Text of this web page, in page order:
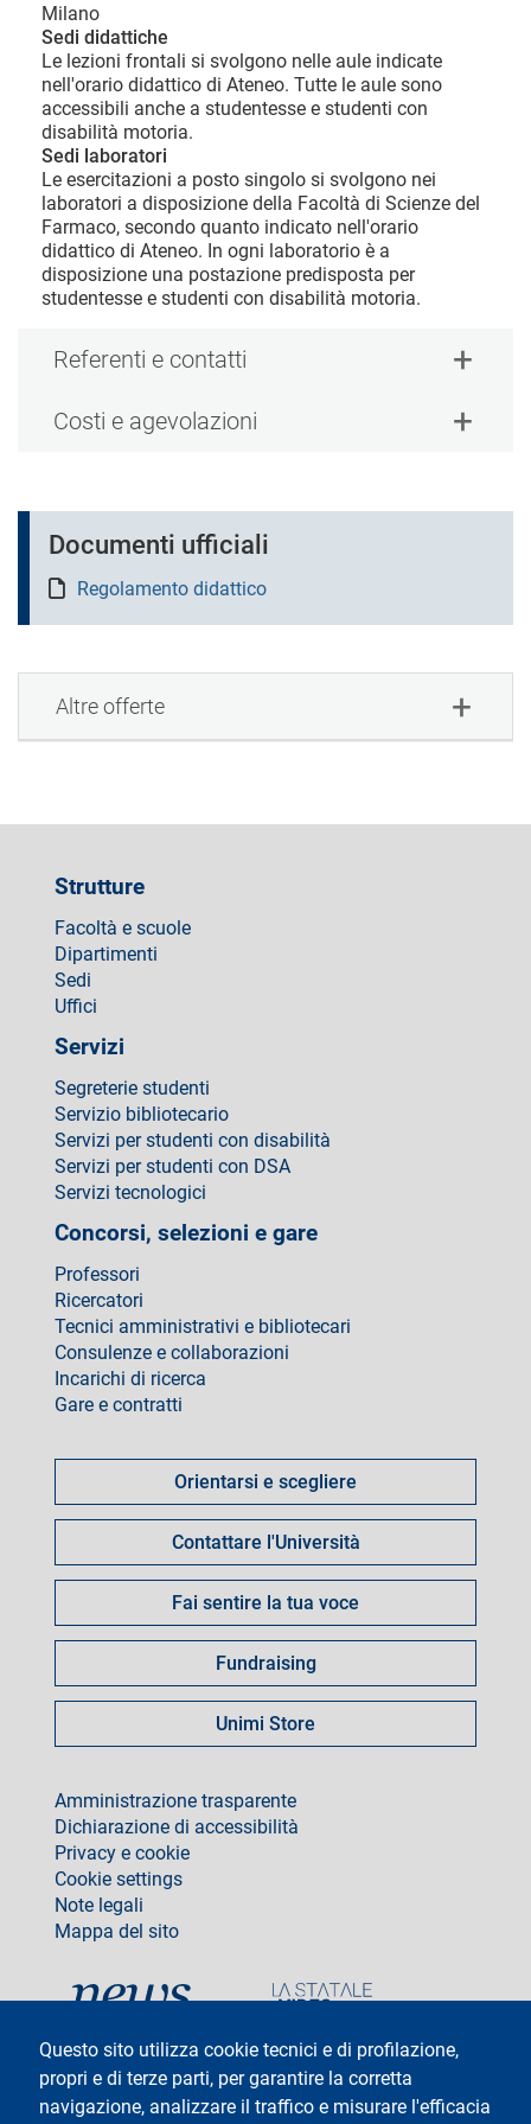
Milano
Sedi didattiche
Le lezioni frontali si svolgono nelle aule indicate
nell'orario didattico di Ateneo. Tutte le aule sono
accessibili anche a studentesse e studenti con
disabilità motoria.
Sedi laboratori
Le esercitazioni a posto singolo si svolgono nei
laboratori a disposizione della Facoltà di Scienze del
Farmaco, secondo quanto indicato nell'orario
didattico di Ateneo. In ogni laboratorio è a
disposizione una postazione predisposta per
studentesse e studenti con disabilità motoria.
Referenti e contatti
Costi e agevolazioni
Documenti ufficiali
Regolamento didattico
Altre offerte
Questo sito utilizza cookie tecnici e di profilazione,
propri e di terze parti, per garantire la corretta
navigazione, analizzare il traffico e misurare l'efficacia
Strutture
Facoltà e scuole
Dipartimenti
Sedi
Uffici
Servizi
Segreterie studenti
Servizio bibliotecario
Servizi per studenti con disabilità
Servizi per studenti con DSA
Servizi tecnologici
Concorsi, selezioni e gare
Professori
Ricercatori
Tecnici amministrativi e bibliotecari
Consulenze e collaborazioni
Incarichi di ricerca
Gare e contratti
fare
Orientarsi e scegliere
Contattare l'Università
Fai sentire la tua voce
Fundraising
Unimi Store
footer
Amministrazione trasparente
Dichiarazione di accessibilità
Privacy e cookie
Cookie settings
Note legali
Mappa del sito
social